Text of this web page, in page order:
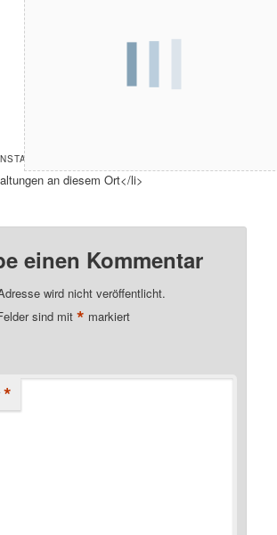
an diesem Ort</li>
einen Kommentar
wird nicht veröffentlicht.
sind mit* markiert
*